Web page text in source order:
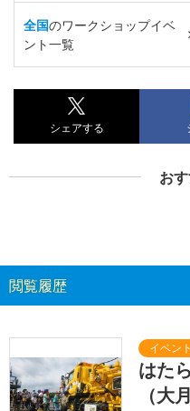
全国のワークショップイベ
ント一覧
シェアする
お
閲覧履歴
はた
（大